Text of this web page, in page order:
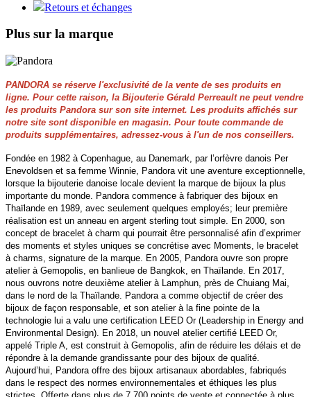
Retours et échanges
Plus sur la marque
PANDORA se réserve l'exclusivité de la vente de ses produits en
ligne. Pour cette raison, la Bijouterie Gérald Perreault ne peut vendre
les produits Pandora sur son site internet. Les produits affichés sur
notre site sont disponible en magasin. Pour toute commande de
produits supplémentaires, adressez-vous à l'un de nos conseillers.
Fondée en 1982 à Copenhague, au Danemark, par l’orfèvre danois Per
Enevoldsen et sa femme Winnie, Pandora vit une aventure exceptionnelle,
lorsque la bijouterie danoise locale devient la marque de bijoux la plus
importante du monde. Pandora commence à fabriquer des bijoux en
Thaïlande en 1989, avec seulement quelques employés; leur première
réalisation est un anneau en argent sterling tout simple. En 2000, son
concept de bracelet à charm qui pourrait être personnalisé afin d’exprimer
des moments et styles uniques se concrétise avec Moments, le bracelet
à charms, signature de la marque. En 2005, Pandora ouvre son propre
atelier à Gemopolis, en banlieue de Bangkok, en Thaïlande. En 2017,
nous ouvrons notre deuxième atelier à Lamphun, près de Chuiang Mai,
dans le nord de la Thaïlande. Pandora a comme objectif de créer des
bijoux de façon responsable, et son atelier à la fine pointe de la
technologie lui a valu une certification LEED Or (Leadership in Energy and
Environmental Design). En 2018, un nouvel atelier certifié LEED Or,
appelé Triple A, est construit à Gemopolis, afin de réduire les délais et de
répondre à la demande grandissante pour des bijoux de qualité.
Aujourd’hui, Pandora offre des bijoux artisanaux abordables, fabriqués
dans le respect des normes environnementales et éthiques les plus